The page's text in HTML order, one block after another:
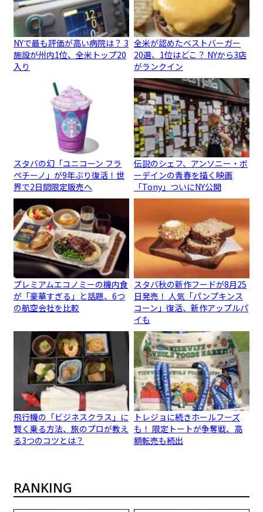
NYで最も評価が高い病院は？ 3
施設が州内1位、全米トップ20
入り
全米が認めたベストバーガー
20選、1位はどこ？ NYから3店
がランクイン
スタバの幻「ユニコーン フラ
ペチーノ」が9年ぶり復活！世
界で2日間限定販売へ
伝説のシェフ、アンソニー・ボ
ーデインの青春を描く映画
「Tony」ついにNY公開
プレミアムエコノミーの機内食
が「豪華すぎる」と話題、6つ
の航空会社を比較
スタバ秋の新作フードが8月25
日発売！ 人気「パンプキンス
コーン」復活、新作アップルパ
イも
飛行機の「ビジネスクラス」に
賢く乗る方法、旅のプロが教え
る3つのコツとは？
トレジョに続きホールフーズ
も！ 限定トートが争奪戦、高
額転売も続出
RANKING